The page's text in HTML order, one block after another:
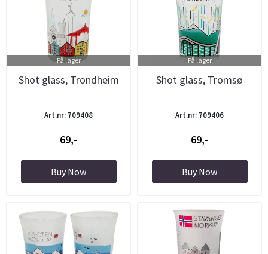
På lager
Shot glass, Trondheim
Art.nr: 709408
69,-
Buy Now
På lager
Shot glass, Tromsø
Art.nr: 709406
69,-
Buy Now